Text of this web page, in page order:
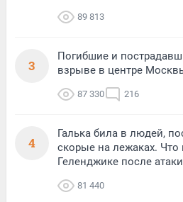
89 813
3
Погибшие и
взрыве в центре
87 330 216
4
Галька била в людей,
скорые на лежаках. Что
Геленджике после
81 440